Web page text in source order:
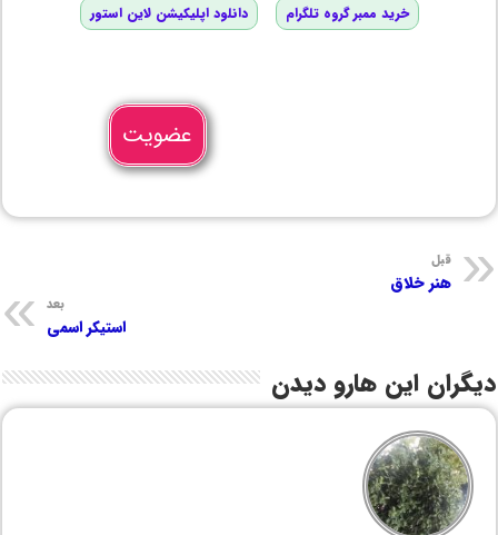
خرید ممبر گروه تلگرام دانلود اپلیکیشن لاین استور
عضویت
قبل
هنر خلاق
بعد
استیکر اسمی
دیگران این هارو دیدن